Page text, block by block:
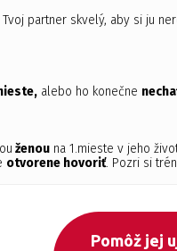
partner skvelý, aby si ju
alebo ho konečne
ženou na 1.mieste v jeho
otvorene hovoriť. Pozri si
Pomôž jej